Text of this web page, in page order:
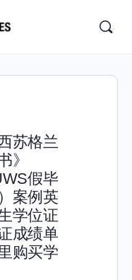
苏格兰
》
假毕
案例英
学位证
成绩单
购买学